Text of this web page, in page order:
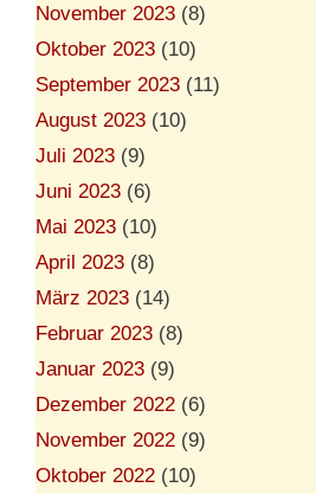
November 2023 (8)
Oktober 2023 (10)
September 2023 (11)
August 2023 (10)
Juli 2023 (9)
Juni 2023 (6)
Mai 2023 (10)
April 2023 (8)
März 2023 (14)
Februar 2023 (8)
Januar 2023 (9)
Dezember 2022 (6)
November 2022 (9)
Oktober 2022 (10)